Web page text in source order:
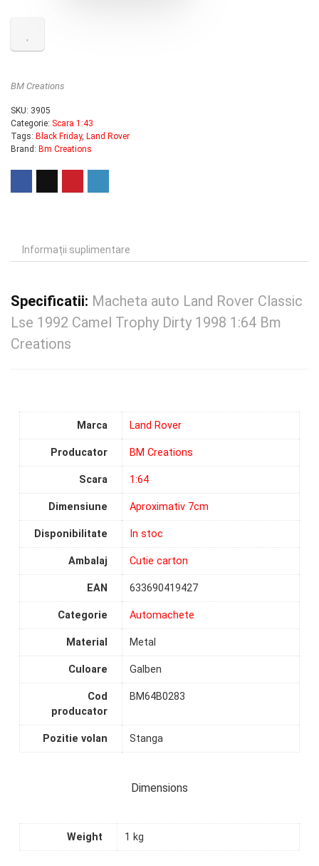
BM Creations
SKU: 3905
Categorie: Scara 1:43
Tags: Black Friday, Land Rover
Brand: Bm Creations
Informații suplimentare
Specificatii: Macheta auto Land Rover Classic
Lse 1992 Camel Trophy Dirty 1998 1:64 Bm
Creations
Marca Land Rover
Producator BM Creations
Scara 1:64
Dimensiune Aproximativ 7cm
Disponibilitate In stoc
Ambalaj Cutie carton
EAN 633690419427
Categorie Automachete
Material Metal
Culoare Galben
Cod
producator
BM64B0283
Pozitie volan Stanga
Dimensions
Weight 1 kg